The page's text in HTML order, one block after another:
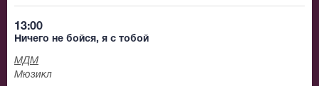
13:00
Ничего не бойся, я с тобой
МДМ
Мюзикл